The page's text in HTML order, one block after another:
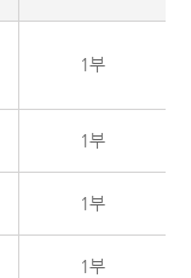
1부
1부
1부
1부